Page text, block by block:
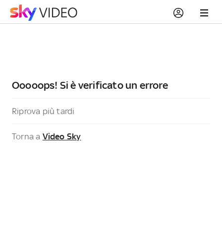
Ooooops! Si è verificato un errore
Riprova più tardi
Torna a Video Sky